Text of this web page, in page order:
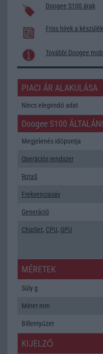
Doogee S100 árak
Friss hírek a
További Doogee
PIACI ÁR ALAKULÁSA
Nincs elegendő adat
Doogee S100
Megjelenés időpontja
Operációs rendszer
RotaS
Frekvenciasáv
Generáció
ChipSet, CPU, GPU
MÉRETEK
Súly g
Méret mm
Billentyűzet
KIJELZŐ